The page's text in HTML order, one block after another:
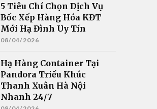
5 Tiêu Chí Chọn Dịch Vụ
Bốc Xếp Hàng Hóa KĐT
Mới Hạ Đình Uy Tín
08/04/2026
Hạ Hàng Container Tại
Pandora Triều Khúc
Thanh Xuân Hà Nội
Nhanh 24/7